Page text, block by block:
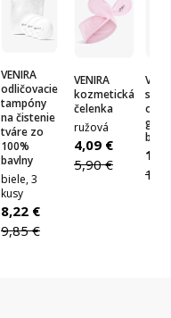
8,22 €
9,85 €
VENIRA
odličovacie
tampóny
na čistenie
tváre zo
100%
bavlny
biele, 3
kusy
4,09 €
5,90 €
VENIRA
kozmetická
čelenka
ružová
sada
gúm